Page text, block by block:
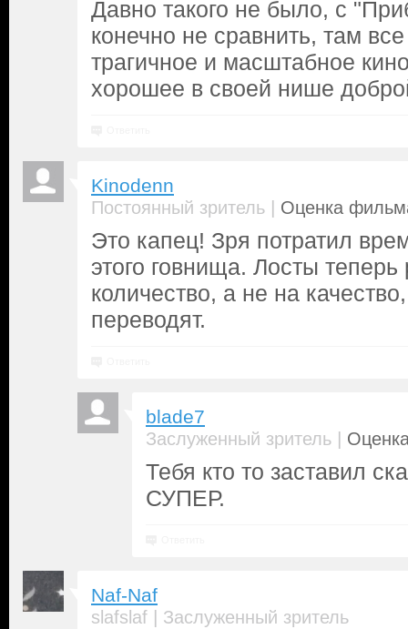
Давно такого не было, с
конечно не сравнить, там
трагичное и масштабное
хорошее в своей нише
Kinodenn
Постоянный зритель | Оценка
Это капец! Зря потратил
этого говнища. Лосты теперь
количество, а не на
переводят.
blade7
Заслуженный зритель |
Тебя кто то заставил
СУПЕР.
Naf-Naf
slafslaf | Заслуженный зритель